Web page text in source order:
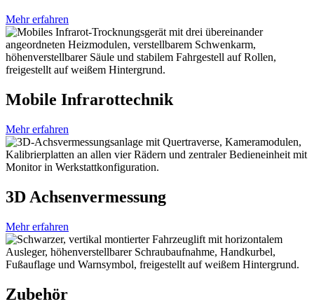
Mehr erfahren
Mobile Infrarot­technik
Mehr erfahren
3D Achsenvermessung
Mehr erfahren
Zubehör